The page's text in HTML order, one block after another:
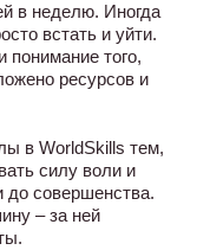
в неделю. Иногда
встать и уйти.
понимание того,
ресурсов и
в WorldSkills тем,
силу воли и
до совершенства.
– за ней